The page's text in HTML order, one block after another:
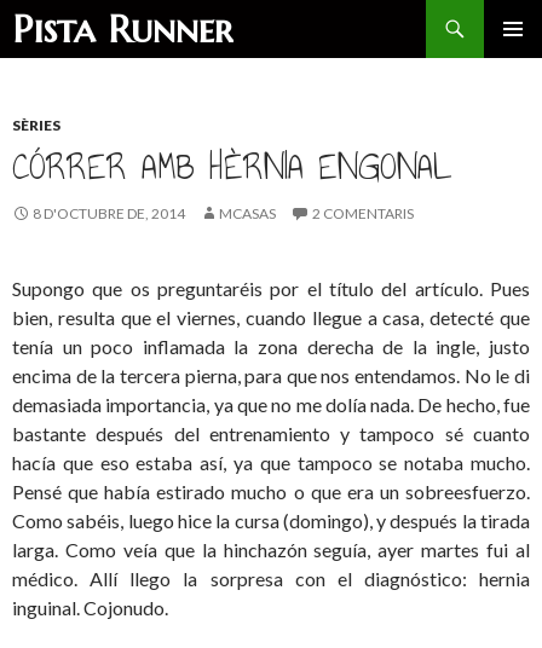
Pista Runner
Search
SKIP
SÈRIES
CÓRRER AMB HÈRNIA ENGONAL
8 D'OCTUBRE DE, 2014 MCASAS 2 COMENTARIS
Supongo que os preguntaréis por el título del artículo. Pues
bien, resulta que el viernes, cuando llegue a casa, detecté que
tenía un poco inflamada la zona derecha de la ingle, justo
encima de la tercera pierna, para que nos entendamos. No le di
demasiada importancia, ya que no me dolía nada. De hecho, fue
bastante después del entrenamiento y tampoco sé cuanto
hacía que eso estaba así, ya que tampoco se notaba mucho.
Pensé que había estirado mucho o que era un sobreesfuerzo.
Como sabéis, luego hice la cursa (domingo), y después la tirada
larga. Como veía que la hinchazón seguía, ayer martes fui al
médico. Allí llego la sorpresa con el diagnóstico: hernia
inguinal. Cojonudo.